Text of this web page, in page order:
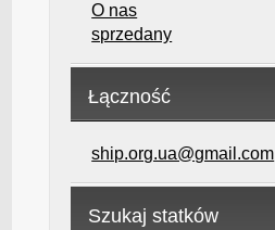
O nas
sprzedany
Łączność
ship.org.ua@gmail.com
Szukaj statków